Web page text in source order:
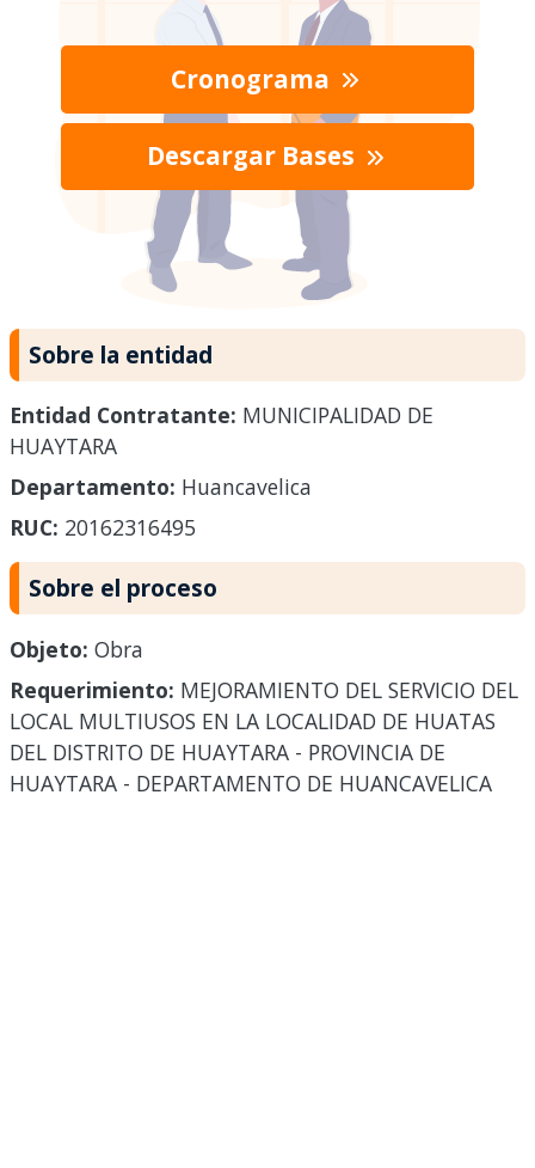
Cronograma
Descargar Bases
Sobre la entidad
Entidad Contratante: MUNICIPALIDAD DE
HUAYTARA
Departamento: Huancavelica
RUC: 20162316495
Sobre el proceso
Objeto: Obra
Requerimiento: MEJORAMIENTO DEL SERVICIO DEL
LOCAL MULTIUSOS EN LA LOCALIDAD DE HUATAS
DEL DISTRITO DE HUAYTARA - PROVINCIA DE
HUAYTARA - DEPARTAMENTO DE HUANCAVELICA